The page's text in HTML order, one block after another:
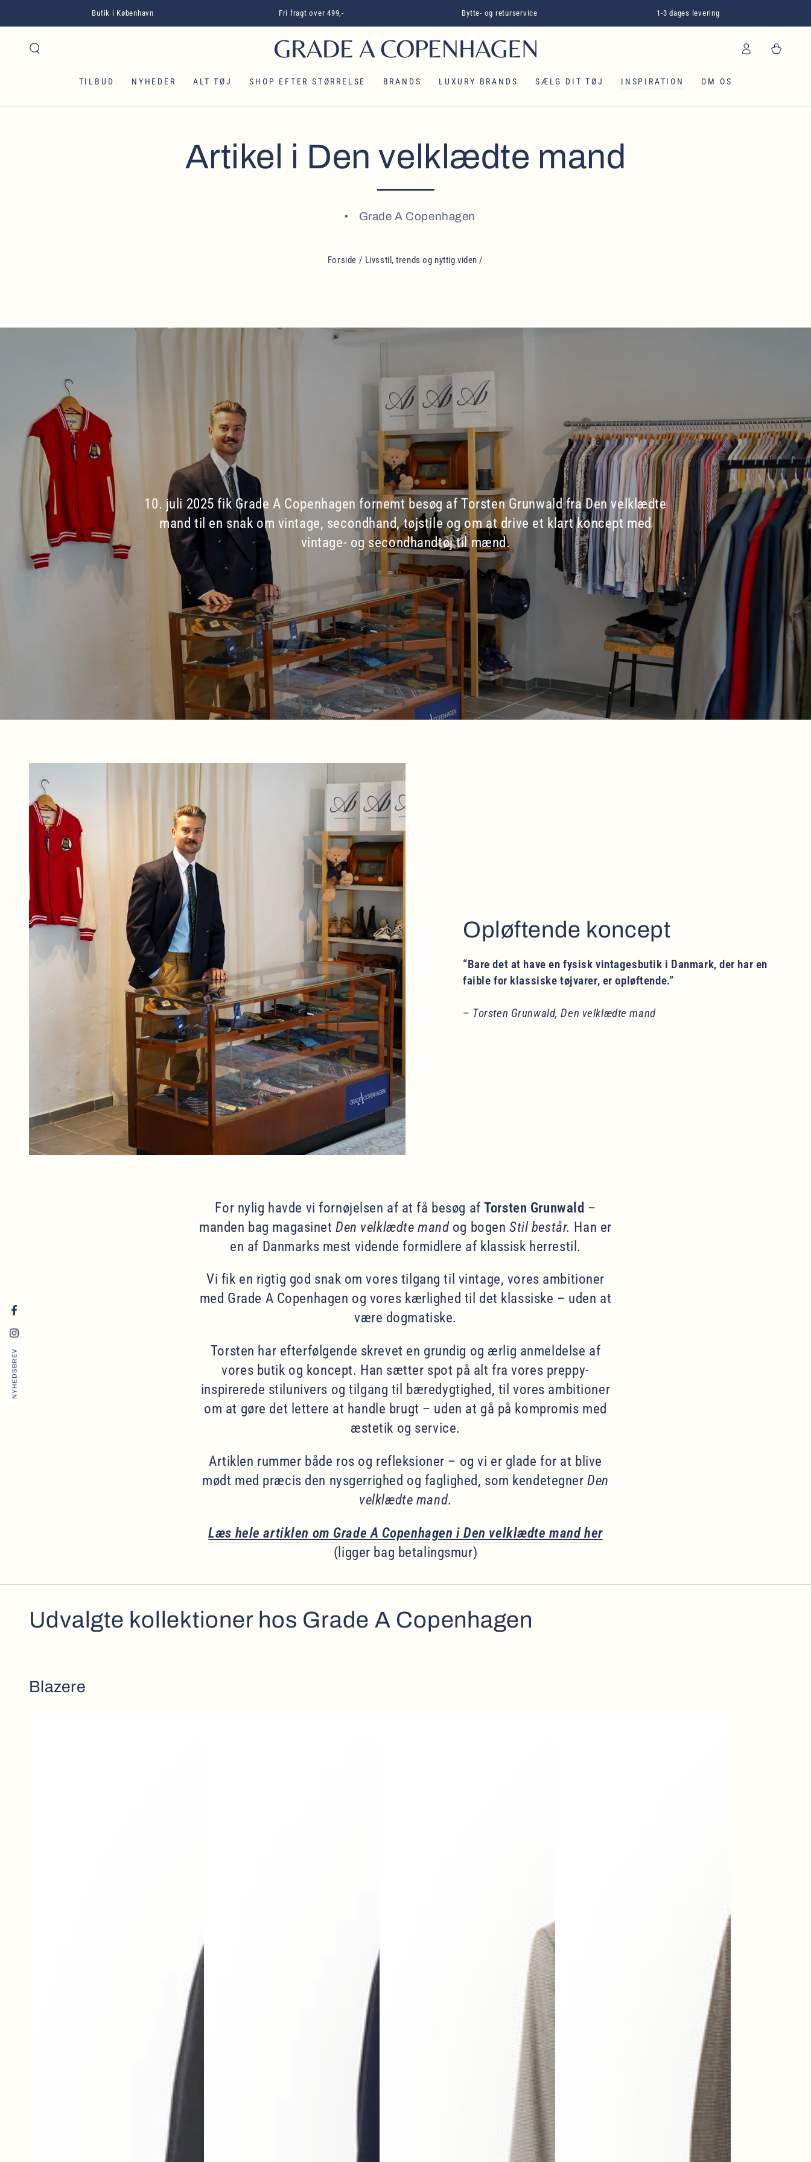
Butik i København Fri fragt over 499,- Bytte- og returservice 1-3 dages levering
TILBUD NYHEDER ALT TØJ SHOP EFTER STØRRELSE BRANDS LUXURY BRANDS SÆLG DIT TØJ INSPIRATION OM OS
ind
Kurv
Artikel i Den velklædte mand
Grade A Copenhagen
Forside / Livsstil, trends og nyttig viden /
10. juli 2025 fik Grade A Copenhagen fornemt besøg af Torsten Grunwald fra Den velklædte
mand til en snak om vintage, secondhand, tøjstile og om at drive et klart koncept med
vintage- og secondhandtøj til mænd.
Opløftende koncept
“Bare det at have en fysisk vintagesbutik i Danmark, der har en
faible for klassiske tøjvarer, er opløftende.”
– Torsten Grunwald, Den velklædte mand
For nylig havde vi fornøjelsen af at få besøg afTorsten Grunwald –
manden bag magasinetDen velklædte mandog bogenStil består. Han er
en af Danmarks mest vidende formidlere af klassisk herrestil.
Vi fik en rigtig god snak om vores tilgang til vintage, vores ambitioner
med Grade A Copenhagen og vores kærlighed til det klassiske – uden at
være dogmatiske.
Torsten har efterfølgende skrevet en grundig og ærlig anmeldelse af
vores butik og koncept. Han sætter spot på alt fra vores preppy-
inspirerede stilunivers og tilgang til bæredygtighed, til vores ambitioner
om at gøre det lettere at handle brugt – uden at gå på kompromis med
æstetik og service.
Artiklen rummer både ros og refleksioner – og vi er glade for at blive
mødt med præcis den nysgerrighed og faglighed, som kendetegnerDen
velklædte mand.
Læs hele artiklen om Grade A Copenhagen i Den velklædte mand her
(ligger bag betalingsmur)
Udvalgte kollektioner hos Grade A Copenhagen
Blazere
Facebook
Instagram
NYHEDSBREV